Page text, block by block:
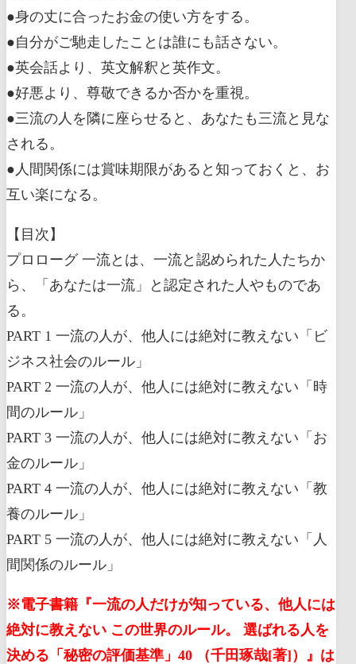
●身の丈に合ったお金の使い方をする。
●自分がご馳走したことは誰にも話さない。
●英会話より、英文解釈と英作文。
●好悪より、尊敬できるか否かを重視。
●三流の人を隣に座らせると、あなたも三流と見な
される。
●人間関係には賞味期限があると知っておくと、お
互い楽になる。
【目次】
プロローグ 一流とは、一流と認められた人たちか
ら、「あなたは一流」と認定された人やものであ
る。
PART 1 一流の人が、他人には絶対に教えない「ビ
ジネス社会のルール」
PART 2 一流の人が、他人には絶対に教えない「時
間のルール」
PART 3 一流の人が、他人には絶対に教えない「お
金のルール」
PART 4 一流の人が、他人には絶対に教えない「教
養のルール」
PART 5 一流の人が、他人には絶対に教えない「人
間関係のルール」
※電子書籍『一流の人だけが知っている、他人には
絶対に教えない この世界のルール。 選ばれる人を
決める「秘密の評価基準」40 （千田琢哉[著]）』は